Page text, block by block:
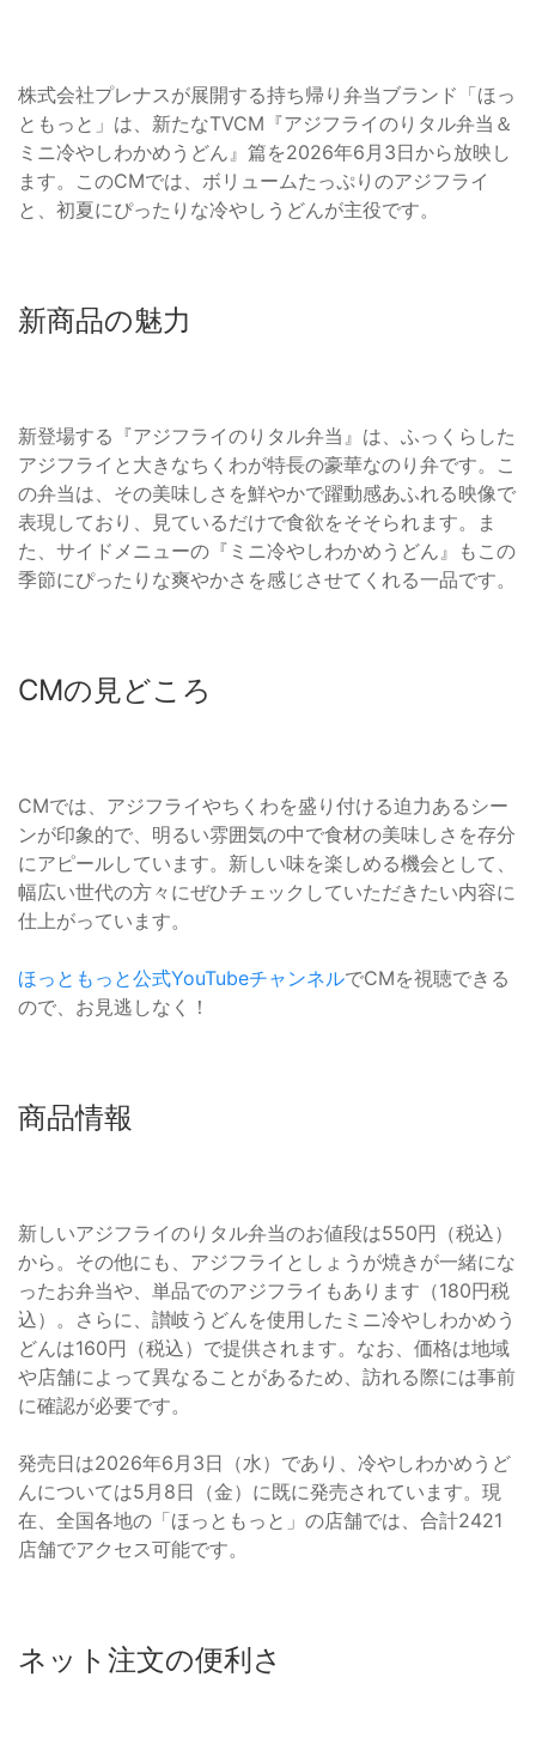
株式会社プレナスが展開する持ち帰り弁当ブランド「ほっ
ともっと」は、新たなTVCM『アジフライのりタル弁当＆
ミニ冷やしわかめうどん』篇を2026年6月3日から放映し
ます。このCMでは、ボリュームたっぷりのアジフライ
と、初夏にぴったりな冷やしうどんが主役です。
新商品の魅力
新登場する『アジフライのりタル弁当』は、ふっくらした
アジフライと大きなちくわが特長の豪華なのり弁です。こ
の弁当は、その美味しさを鮮やかで躍動感あふれる映像で
表現しており、見ているだけで食欲をそそられます。ま
た、サイドメニューの『ミニ冷やしわかめうどん』もこの
季節にぴったりな爽やかさを感じさせてくれる一品です。
CMの見どころ
CMでは、アジフライやちくわを盛り付ける迫力あるシー
ンが印象的で、明るい雰囲気の中で食材の美味しさを存分
にアピールしています。新しい味を楽しめる機会として、
幅広い世代の方々にぜひチェックしていただきたい内容に
仕上がっています。
ほっともっと公式YouTubeチャンネルでCMを視聴できる
ので、お見逃しなく！
商品情報
新しいアジフライのりタル弁当のお値段は550円（税込）
から。その他にも、アジフライとしょうが焼きが一緒にな
ったお弁当や、単品でのアジフライもあります（180円税
込）。さらに、讃岐うどんを使用したミニ冷やしわかめう
どんは160円（税込）で提供されます。なお、価格は地域
や店舗によって異なることがあるため、訪れる際には事前
に確認が必要です。
発売日は2026年6月3日（水）であり、冷やしわかめうど
んについては5月8日（金）に既に発売されています。現
在、全国各地の「ほっともっと」の店舗では、合計2421
店舗でアクセス可能です。
ネット注文の便利さ